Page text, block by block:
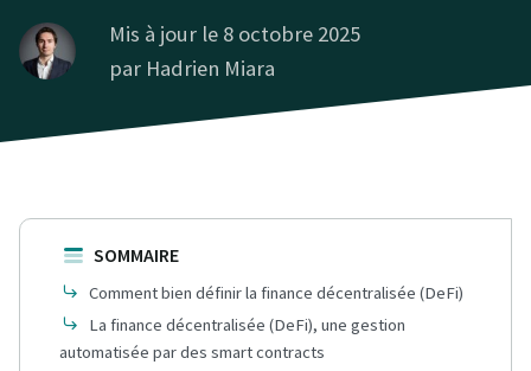
Mis à jour le 8 octobre 2025
par Hadrien Miara
SOMMAIRE
Comment bien définir la finance décentralisée (DeFi)
La finance décentralisée (DeFi), une gestion
automatisée par des smart contracts